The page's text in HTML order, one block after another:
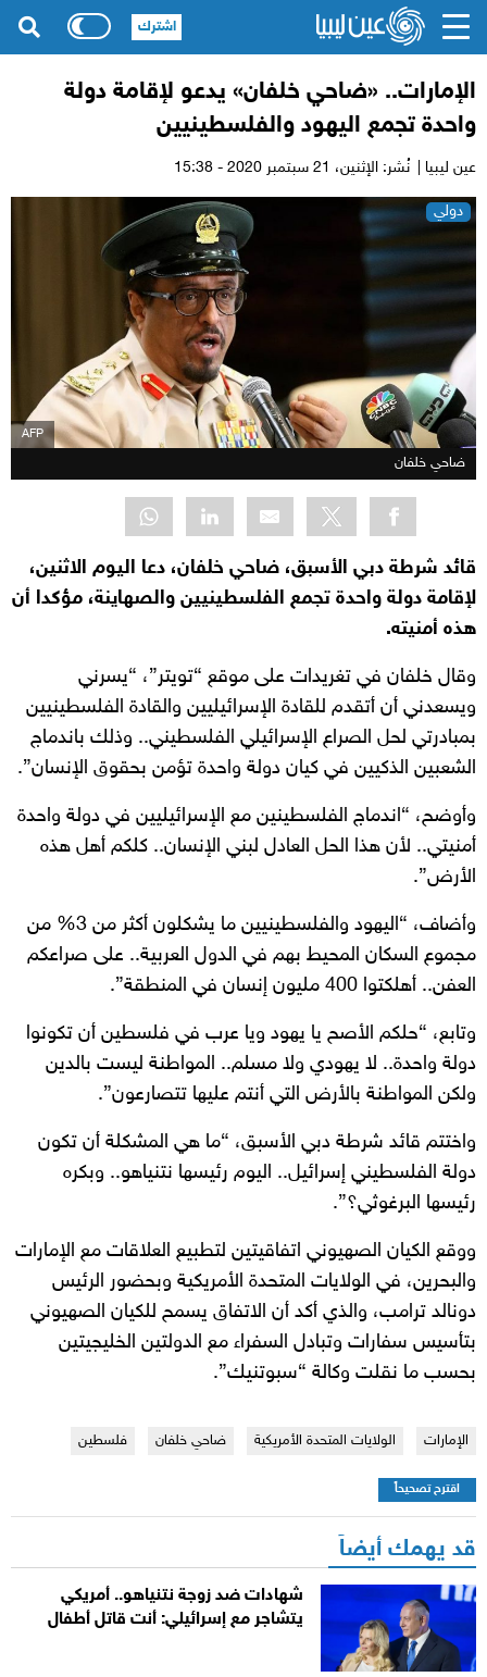
الإمارات.. «ضاحي خلفان» يدعو لإقامة دولة
واحدة تجمع اليهود والفلسطينيين
عين ليبيا | نُشر: الإثنين،
دولي
AFP
ضاحي خلفان
قائد شرطة دبي الأسبق، ضاحي خلفان، دعا اليوم الاثنين،
لإقامة دولة واحدة تجمع الفلسطينيين والصهاينة، مؤكدا أن
هذه أمنيته.
وقال خلفان في تغريدات على موقع “تويتر”، “يسرني
ويسعدني أن أتقدم للقادة الإسرائيليين والقادة الفلسطينيين
بمبادرتي لحل الصراع الإسرائيلي الفلسطيني.. وذلك باندماج
الشعبين الذكيين في كيان دولة واحدة تؤمن بحقوق الإنسان”.
وأوضح، “اندماج الفلسطينين مع الإسرائيليين في دولة واحدة
أمنيتي.. لأن هذا الحل العادل لبني الإنسان.. كلكم أهل هذه
الأرض”.
وأضاف، “اليهود والفلسطينيين ما يشكلون أكثر من 3% من
مجموع السكان المحيط بهم في الدول العربية.. على صراعكم
العفن.. أهلكتوا 400 مليون إنسان في المنطقة”.
وتابع، “حلكم الأصح يا يهود ويا عرب في فلسطين أن تكونوا
دولة واحدة.. لا يهودي ولا مسلم.. المواطنة ليست بالدين
ولكن المواطنة بالأرض التي أنتم عليها تتصارعون”.
واختتم قائد شرطة دبي الأسبق، “ما هي المشكلة أن تكون
دولة الفلسطيني إسرائيل.. اليوم رئيسها نتنياهو.. وبكره
رئيسها البرغوثي؟”.
​ووقع الكيان الصهيوني اتفاقيتين لتطبيع العلاقات مع الإمارات
والبحرين، في الولايات المتحدة الأمريكية وبحضور الرئيس
دونالد ترامب، والذي أكد أن الاتفاق يسمح للكيان الصهيوني
بتأسيس سفارات وتبادل السفراء مع الدولتين الخليجيتين
بحسب ما نقلت وكالة “سبوتنيك”.
الإمارات الولايات المتحدة الأمريكية ضاحي خلفان فلسطين
اقترح تصحيحاً
قد يهمك أيضاً
شهادات ضد زوجة نتنياهو.. أمريكي
يتشاجر مع إسرائيلي: أنت قاتل أطفال
اشترك